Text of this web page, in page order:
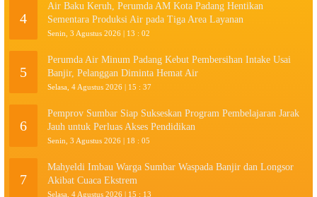
4
Air Baku Keruh, Perumda AM Kota Padang Hentikan
Sementara Produksi Air pada Tiga Area Layanan
Senin, 3 Agustus 2026 | 13 : 02
5
Perumda Air Minum Padang Kebut Pembersihan Intake Usai
Banjir, Pelanggan Diminta Hemat Air
Selasa, 4 Agustus 2026 | 15 : 37
6
Pemprov Sumbar Siap Sukseskan Program Pembelajaran Jarak
Jauh untuk Perluas Akses Pendidikan
Senin, 3 Agustus 2026 | 18 : 05
7
Mahyeldi Imbau Warga Sumbar Waspada Banjir dan Longsor
Akibat Cuaca Ekstrem
Selasa, 4 Agustus 2026 | 15 : 13